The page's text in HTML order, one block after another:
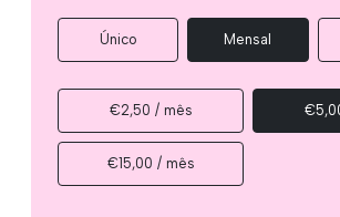
Único Mensal
€2,50 / mês
€15,00 / mês